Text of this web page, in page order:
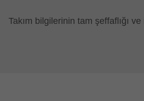
Takım bilgilerinin tam şeffaflığı